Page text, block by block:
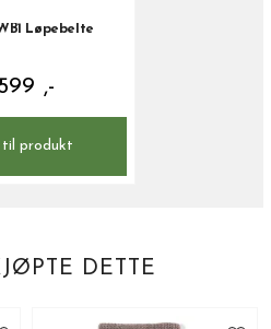
Løpebelte
599 ,-
til produkt
DETTE